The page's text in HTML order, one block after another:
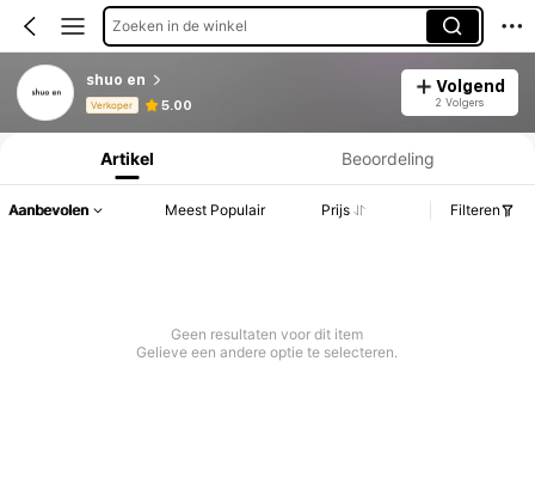
Zoeken in de winkel
shuo en
Verkoper 5.00
Volgend
2 Volgers
Productinformatie: Prijsopenbaring, Verkoop- en Voorraadgegevens.
Artikel Beoordeling
Aanbevolen Meest Populair Prijs Filteren
Geen resultaten voor dit item
Gelieve een andere optie te selecteren.